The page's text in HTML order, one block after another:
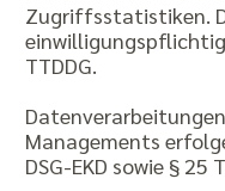
Zugriffsstatistiken.
TTDDG.
Managements
DSG-EKD sowie § 25